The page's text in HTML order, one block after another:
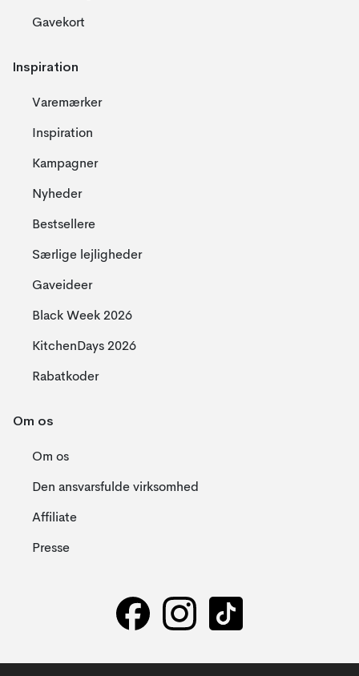
Gavekort
Inspiration
Varemærker
Inspiration
Kampagner
Nyheder
Bestsellere
Særlige lejligheder
Gaveideer
Black Week 2026
KitchenDays 2026
Rabatkoder
Om os
Om os
Den ansvarsfulde virksomhed
Affiliate
Presse